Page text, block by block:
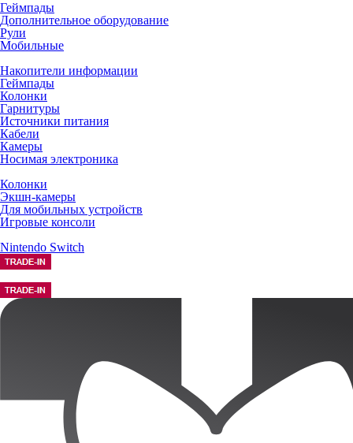
Геймпады
Дополнительное оборудование
Рули
Мобильные
Накопители информации
Геймпады
Колонки
Гарнитуры
Источники питания
Кабели
Камеры
Носимая электроника
Колонки
Экшн-камеры
Для мобильных устройств
Игровые консоли
Nintendo Switch